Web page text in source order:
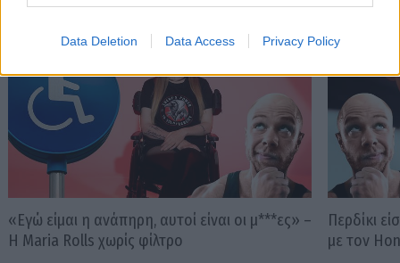
Data Deletion Data Access Privacy Policy
«Εγώ είμαι η ανάπηρη, αυτοί είναι οι μ***ες» –
Η Maria Rolls χωρίς φίλτρο
Περδίκι
με τον